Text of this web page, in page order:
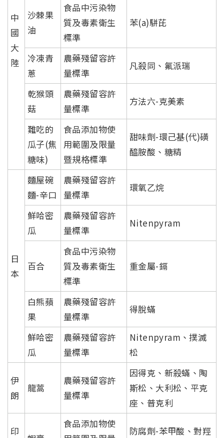
中
國
大
陸
沙棘果
油
食品中污染物
質及毒素衛生
標準
苯(a)駢芘
冷凍青
蔥
農藥殘留容許
量標準
凡殺同、氟派瑞
乾猴頭
菇
農藥殘留容許
量標準
方法六-克美素
難吃的
瓜子(焦
糖味)
食品添加物使
用範圍及限量
暨規格標準
甜味劑-環己基(代)磺
醯胺酸、糖精
日
本
麵屋碗
麵-辛口
農藥殘留容許
量標準
環氧乙烷
鮮哈密
瓜
農藥殘留容許
量標準
Nitenpyram
百合
食品中污染物
質及毒素衛生
標準
重金屬-鎘
白熊蘋
果
農藥殘留容許
量標準
得脫蟎
鮮哈密
瓜
農藥殘留容許
量標準
Nitenpyram、撲滅
松
伊
朗
龍蒿
農藥殘留容許
量標準
因得克、新殺蟎、陶
斯松、大利松、平克
座、普克利
印
食品添加物使
防腐劑-苯甲酸、對羥